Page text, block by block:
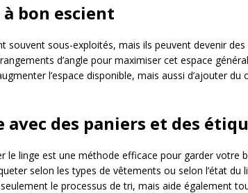
bon escient
souvent sous-exploités, mais ils peuvent devenir
d’angle pour maximiser cet espace
l’espace disponible, mais aussi d’ajouter du
avec des paniers et des
le linge est une méthode efficace pour garder votre
selon les types de vêtements ou selon l’état du
le processus de tri, mais aide également